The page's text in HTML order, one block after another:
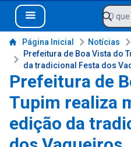
Navegue pelo portal da
Menu Bar
O que
Conteúdo da Prefeitura de Boa
Página Inicial Notícias
Prefeitura de Boa Vista do
da tradicional Festa dos
Prefeitura de
Tupim realiza
edição da